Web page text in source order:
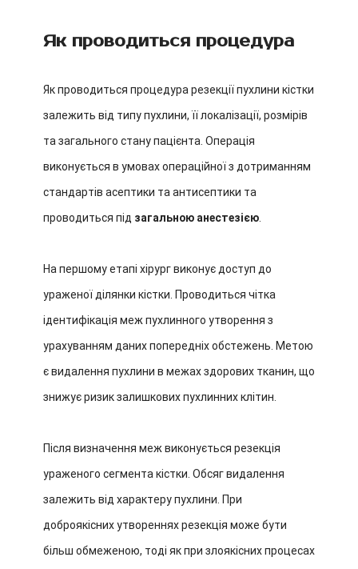
Як проводиться процедура
Як проводиться процедура резекції пухлини кістки
залежить від типу пухлини, її локалізації, розмірів
та загального стану пацієнта. Операція
виконується в умовах операційної з дотриманням
стандартів асептики та антисептики та
проводиться під загальною анестезією
На першому етапі хірург виконує доступ до
ураженої ділянки кістки. Проводиться чітка
ідентифікація меж пухлинного утворення з
урахуванням даних попередніх обстежень. Метою
є видалення пухлини в межах здорових тканин, що
знижує ризик залишкових пухлинних клітин.
Після визначення меж виконується резекція
ураженого сегмента кістки. Обсяг видалення
залежить від характеру пухлини. При
доброякісних утвореннях резекція може бути
більш обмеженою, тоді як при злоякісних процесах